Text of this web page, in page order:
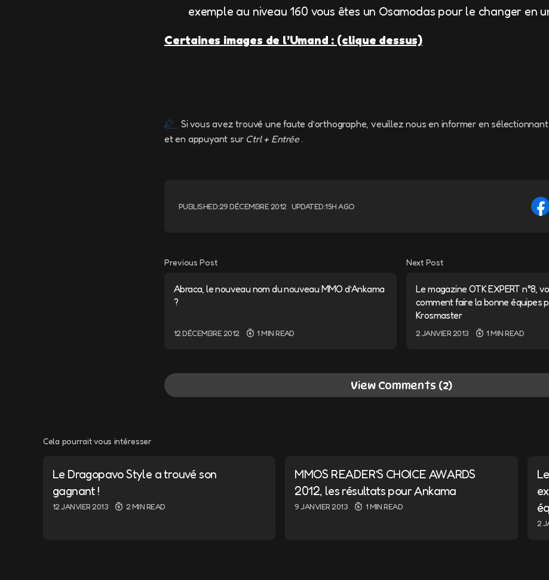
exemple au niveau 160 vous êtes un Osamodas pour le changer en
Certaines images de l’Umand : (clique dessus)
Si vous avez trouvé une faute d’orthographe, veuillez nous en informer en
et en appuyant sur Ctrl + Entrée.
PUBLISHED:29 DÉCEMBRE 2012 UPDATED:15H AGO
Previous Post
Abraca, le nouveau nom du nouveau MMO d’Ankama
?
12 DÉCEMBRE 2012 1 MIN READ
Next Post
Le magazine OTK EXPERT n°8,
comment faire la bonne équipes
Krosmaster
2 JANVIER 2013 1 MIN READ
View Comments (2)
roooooh si seulement cetais vrais ..
Les poissonn d’avril que je connais
Cela pourrait vous intéresser
Le Dragopavo Style a trouvé son
gagnant !
12 JANVIER 2013 2 MIN READ
MMOS READER’S CHOICE AWARDS
2012, les résultats pour Ankama
9 JANVIER 2013 1 MIN READ
2